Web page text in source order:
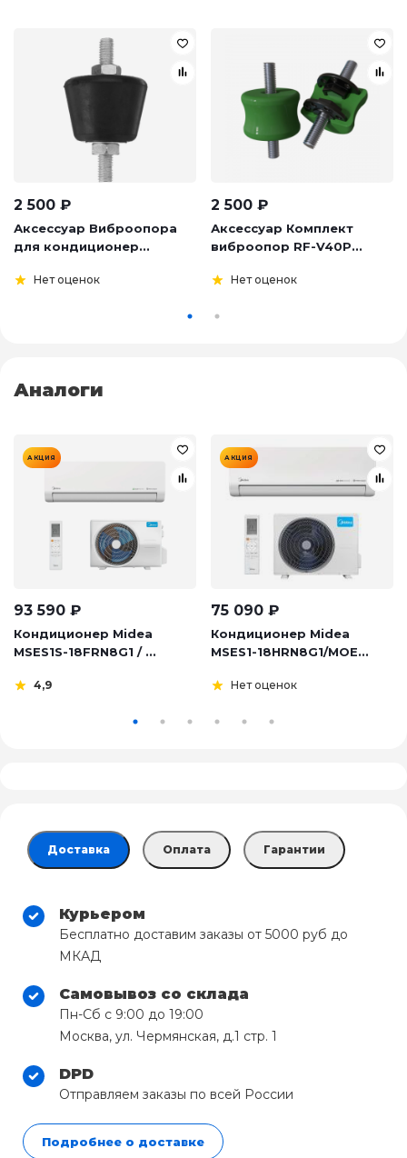
2 500 ₽
Аксессуар Виброопора
для кондиционер...
Нет оценок
2 500 ₽
Аксессуар Комплект
виброопор RF-V40P...
Нет оценок
Аналоги
АКЦИЯ
93 590 ₽
Кондиционер Midea
MSES1S-18FRN8G1 / ...
4,9
АКЦИЯ
75 090 ₽
Кондиционер Midea
MSES1-18HRN8G1/MOE...
Нет оценок
Доставка Оплата Гарантии
Курьером
Бесплатно доставим заказы от 5000 руб до
МКАД
Самовывоз со склада
Пн-Сб с 9:00 до 19:00
Москва, ул. Чермянская, д.1 стр. 1
DPD
Отправляем заказы по всей России
Подробнее о доставке